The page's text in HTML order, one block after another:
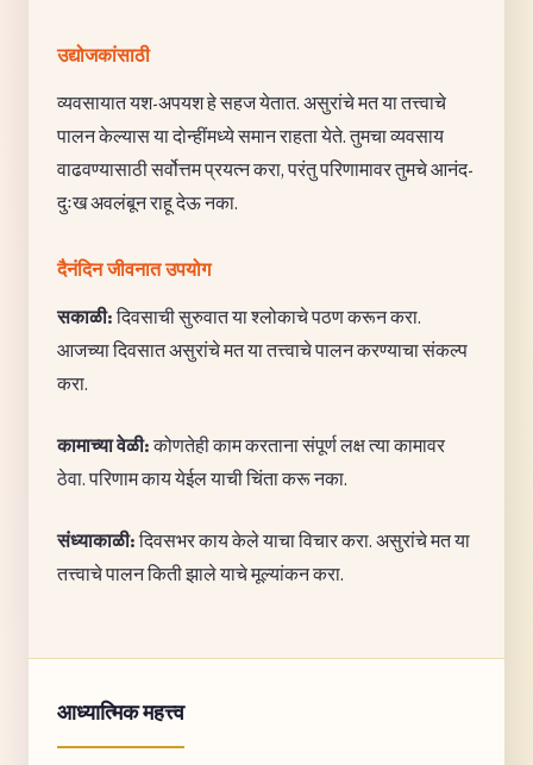
उद्योजकांसाठी
व्यवसायात यश-अपयश हे सहज येतात. असुरांचे मत या तत्त्वाचे
पालन केल्यास या दोन्हींमध्ये समान राहता येते. तुमचा व्यवसाय
वाढवण्यासाठी सर्वोत्तम प्रयत्न करा, परंतु परिणामावर तुमचे आनंद-
दुःख अवलंबून राहू देऊ नका.
दैनंदिन जीवनात उपयोग
सकाळी:दिवसाची सुरुवात या श्लोकाचे पठण करून करा.
आजच्या दिवसात असुरांचे मत या तत्त्वाचे पालन करण्याचा संकल्प
करा.
कामाच्या वेळी:कोणतेही काम करताना संपूर्ण लक्ष त्या कामावर
ठेवा. परिणाम काय येईल याची चिंता करू नका.
संध्याकाळी:दिवसभर काय केले याचा विचार करा. असुरांचे मत या
तत्त्वाचे पालन किती झाले याचे मूल्यांकन करा.
आध्यात्मिक महत्त्व